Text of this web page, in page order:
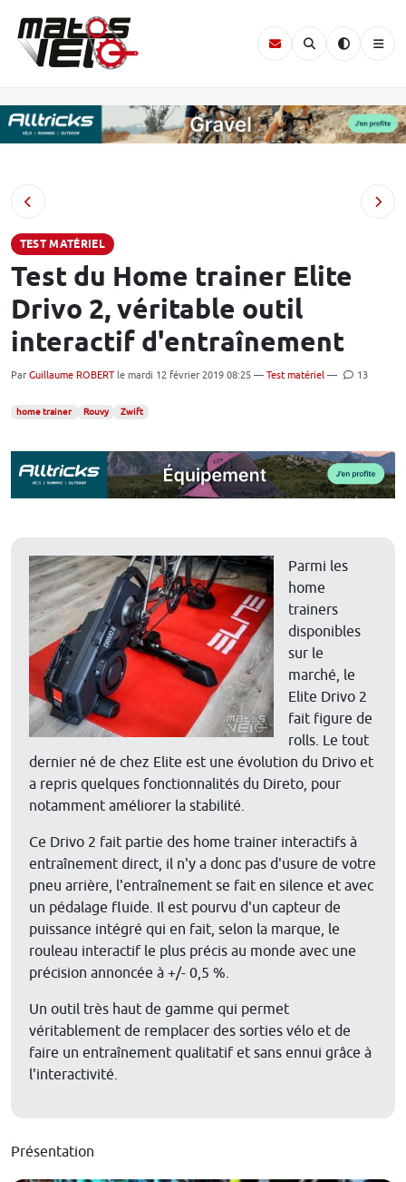
TEST MATÉRIEL
Test du Home trainer Elite
Drivo 2, véritable outil
interactif d'entraînement
Par Guillaume ROBERT le mardi 12 février 2019 08:25 — Test matériel — 13
home trainer Rouvy Zwift
Parmi les
home
trainers
disponibles
sur le
marché, le
Elite Drivo 2
fait figure de
rolls. Le tout
dernier né de chez Elite est une évolution du Drivo et
a repris quelques fonctionnalités du Direto, pour
notamment améliorer la stabilité.
Ce Drivo 2 fait partie des home trainer interactifs à
entraînement direct, il n'y a donc pas d'usure de votre
pneu arrière, l'entraînement se fait en silence et avec
un pédalage fluide. Il est pourvu d'un capteur de
puissance intégré qui en fait, selon la marque, le
rouleau interactif le plus précis au monde avec une
précision annoncée à +/- 0,5 %.
Un outil très haut de gamme qui permet
véritablement de remplacer des sorties vélo et de
faire un entraînement qualitatif et sans ennui grâce à
l'interactivité.
Présentation